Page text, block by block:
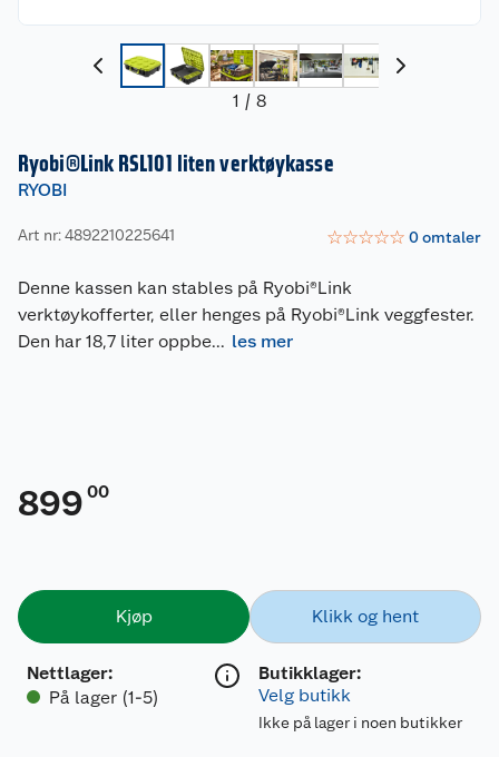
1 / 8
Ryobi®Link RSL101 liten verktøykasse
RYOBI
Art nr: 4892210225641 ☆☆☆☆☆ 0omtaler
Denne kassen kan stables på Ryobi®Link
verktøykofferter, eller henges på Ryobi®Link veggfester.
Den har 18,7 liter oppbe... les mer
899 00
Kjøp
Nettlager:
På lager (1-5)
Klikk og hent
Butikklager:
Velg butikk
Ikke på lager i noen butikker